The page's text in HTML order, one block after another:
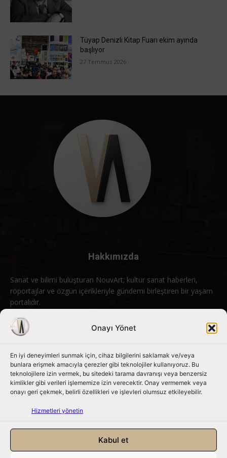
Onayı Yönet
En iyi deneyimleri sunmak için, cihaz bilgilerini saklamak ve/veya
bunlara erişmek amacıyla çerezler gibi teknolojiler kullanıyoruz. Bu
teknolojilere izin vermek, bu sitedeki tarama davranışı veya benzersiz
kimlikler gibi verileri işlememize izin verecektir. Onay vermemek veya
onayı geri çekmek, belirli özellikleri ve işlevleri olumsuz etkileyebilir.
Hizmetleri yönetin
Kabul et
Tüyap Denizli Kitap Fuarı ekim ayında
başlıyor
27 Temmuz 2026
Hakkımızda
Sanat ve bilimi buluşturan NouvArt; kültür sanat haberleri,
röportajlar ve özgün içerikleriyle gündemi birleştiren bir yaşam
portalıdır.
Bizimle iletişime geçin: info@nouvart.net
Bizi Takip Edin